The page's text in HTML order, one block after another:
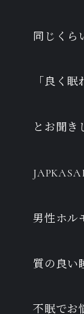
同じくら
「良く眠
とお聞き
男性ホル
質の良い
不眠でお